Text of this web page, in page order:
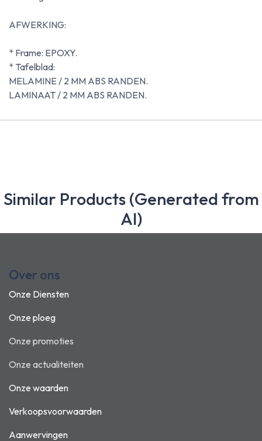
AFWERKING:
* Frame: EPOXY.
* Tafelblad:
MELAMINE / 2 MM ABS RANDEN.
LAMINAAT / 2 MM ABS RANDEN.
Similar Products (Generated from
AI)
Over ons
Onze Diensten
Onze ploeg
Onze promoties
Onze actualiteiten
Onze waarden
Verkoopsvoorwaarden
Aanwervingen